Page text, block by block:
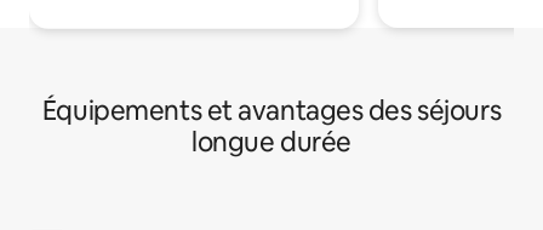
Équipements et avantages des séjours
longue durée